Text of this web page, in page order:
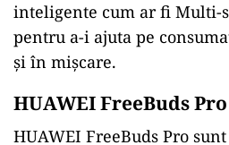
inteligente cum ar fi Multi-
pentru a-i ajuta pe
și în mișcare.
HUAWEI FreeBuds Pro
HUAWEI FreeBuds Pro